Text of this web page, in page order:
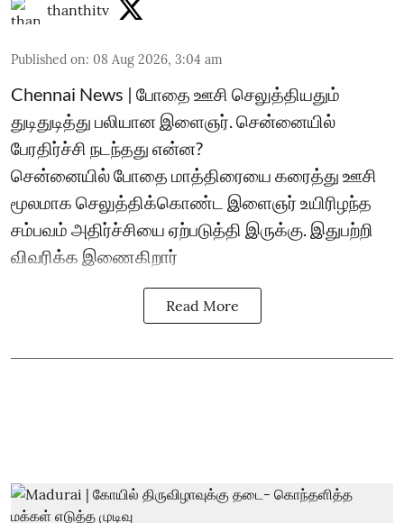
thanthitv
Published on: 08 Aug 2026, 3:04 am
Chennai News | போதை ஊசி செலுத்தியதும்
துடிதுடித்து பலியான இளைஞர். சென்னையில்
பேரதிர்ச்சி நடந்தது என்ன?
சென்னையில் போதை மாத்திரையை கரைத்து ஊசி
மூலமாக செலுத்திக்கொண்ட இளைஞர் உயிரிழந்த
சம்பவம் அதிர்ச்சியை ஏற்படுத்தி இருக்கு. இதுபற்றி
விவரிக்க இணைகிறார்
Read More